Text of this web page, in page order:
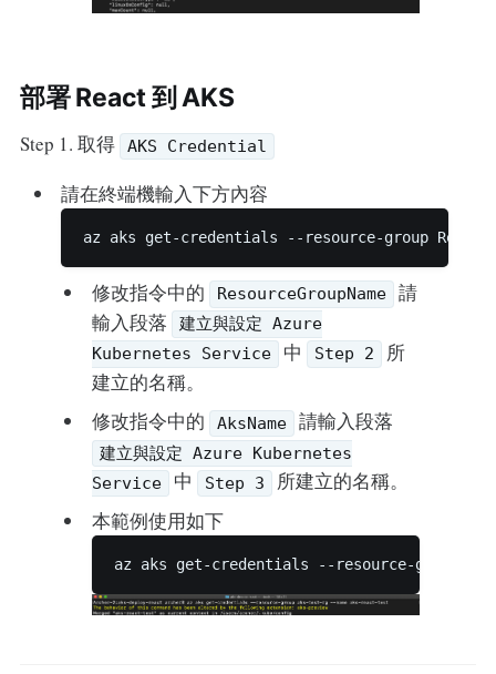
部署 React 到 AKS
Step 1. 取得 AKS Credential
請在終端機輸入下方內容
修改指令中的 ResourceGroupName
請
輸入段落
建立與設定 Azure
Kubernetes Service
中 Step 2
所
建立的名稱。
修改指令中的
AksName 請輸入段落
建立與設定 Azure Kubernetes
Service
中 Step 3
所建立的名稱。
本範例使用如下